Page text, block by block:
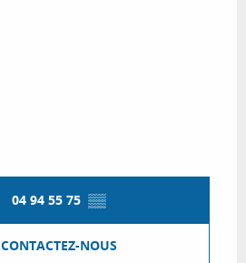
04 94 55 75 ▒▒
CONTACTEZ-NOUS